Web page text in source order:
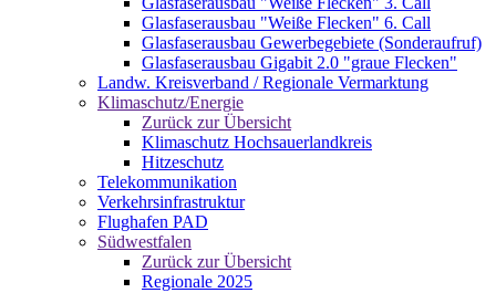
Glasfaserausbau "Weiße Flecken" 6. Call
Glasfaserausbau Gewerbegebiete (Sonderaufruf)
Glasfaserausbau Gigabit 2.0 "graue Flecken"
Landw. Kreisverband / Regionale Vermarktung
Klimaschutz/Energie
Zurück zur Übersicht
Klimaschutz Hochsauerlandkreis
Hitzeschutz
Telekommunikation
Verkehrsinfrastruktur
Flughafen PAD
Südwestfalen
Zurück zur Übersicht
Regionale 2025